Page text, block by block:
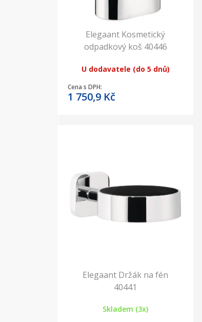
Elegaant Kosmetický
odpadkový koš 40446
U dodavatele (do 5 dnů)
Cena s DPH:
1 750,9 Kč
Elegaant Držák na fén
40441
Skladem (3x)